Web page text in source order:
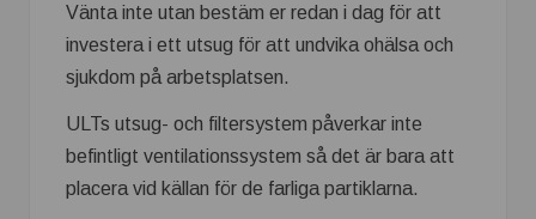
Vänta inte utan bestäm er redan i dag för att
investera i ett utsug för att undvika ohälsa och
sjukdom på arbetsplatsen.
ULTs utsug- och filtersystem påverkar inte
befintligt ventilationssystem så det är bara att
placera vid källan för de farliga partiklarna.